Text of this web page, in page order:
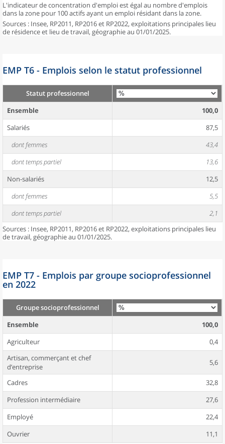
L'indicateur de concentration d'emploi est égal au nombre d'emplois
dans la zone pour 100 actifs ayant un emploi résidant dans la zone.
Sources : Insee, RP2011, RP2016 et RP2022, exploitations principales lieu
de résidence et lieu de travail, géographie au 01/01/2025.
EMP T6 - Emplois selon le statut professionnel
Statut professionnel
Ensemble
100,0
Salariés
87,5
dont femmes
43,4
dont temps partiel
13,6
Non-salariés
12,5
dont femmes
5,5
dont temps partiel
2,1
Sources : Insee, RP2011, RP2016 et RP2022, exploitations principales lieu
de travail, géographie au 01/01/2025.
EMP T7 - Emplois par groupe socioprofessionnel
en 2022
Groupe socioprofessionnel
Ensemble
100,0
Agriculteur
0,4
Artisan, commerçant et chef
d’entreprise
5,6
Cadres
32,8
Profession intermédiaire
27,6
Employé
22,4
Ouvrier
11,1